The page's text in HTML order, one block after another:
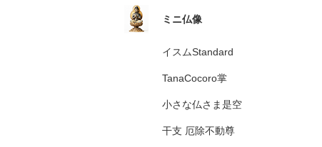
ミニ仏像
イスムStandard
TanaCocoro掌
小さな仏さま是空
干支 厄除不動尊